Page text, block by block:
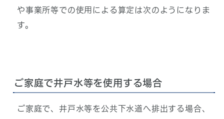
や事業所等での使用による算定は次のようになりま
す。
ご家庭で井戸水等を使用する場合
ご家庭で、井戸水等を公共下水道へ排出する場合、